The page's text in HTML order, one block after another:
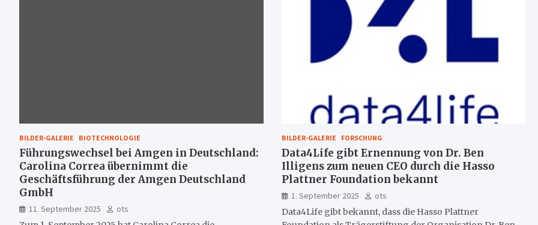
BILDER-GALERIE BIOTECHNOLOGIE
Führungswechsel bei Amgen in Deutschland:
Carolina Correa übernimmt die
Geschäftsführung der Amgen Deutschland
GmbH
11. September 2025
ots
BILDER-GALERIE FORSCHUNG
Data4Life gibt Ernennung von Dr. Ben
Illigens zum neuen CEO durch die Hasso
Plattner Foundation bekannt
1. September 2025
ots
Data4Life gibt bekannt, dass die Hasso Plattner